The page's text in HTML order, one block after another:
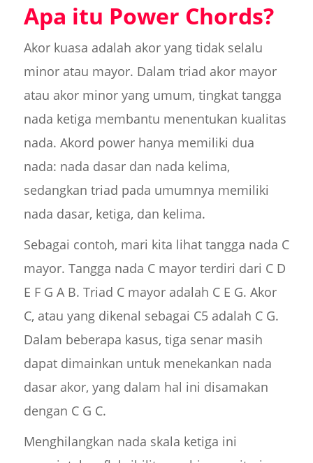
Apa itu Power Chords?
Akor kuasa adalah akor yang tidak selalu
minor atau mayor. Dalam triad akor mayor
atau akor minor yang umum, tingkat tangga
nada ketiga membantu menentukan kualitas
nada. Akord power hanya memiliki dua
nada: nada dasar dan nada kelima,
sedangkan triad pada umumnya memiliki
nada dasar, ketiga, dan kelima.
Sebagai contoh, mari kita lihat tangga nada C
mayor. Tangga nada C mayor terdiri dari C D
E F G A B. Triad C mayor adalah C E G. Akor
C, atau yang dikenal sebagai C5 adalah C G.
Dalam beberapa kasus, tiga senar masih
dapat dimainkan untuk menekankan nada
dasar akor, yang dalam hal ini disamakan
dengan C G C.
Menghilangkan nada skala ketiga ini